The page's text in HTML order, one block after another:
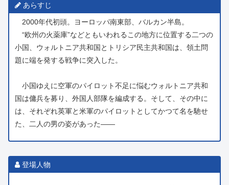
あらすじ
2000年代初頭。ヨーロッパ南東部、バルカン半島。
“欧州の火薬庫”などともいわれるこの地方に位置する二つの
小国、ウォルトニア共和国とトリシア民主共和国は、領土問
題に端を発する戦争に突入した。
小国ゆえに空軍のパイロット不足に悩むウォルトニア共和
国は傭兵を募り、外国人部隊を編成する。そして、その中に
は、それぞれ英軍と米軍のパイロットとしてかつて名を馳せ
た、二人の男の姿があった――
登場人物